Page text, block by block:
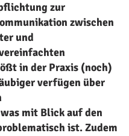
zur
zwischen
und
in der Praxis (noch)
verfügen über
mit Blick auf den
ist. Zudem